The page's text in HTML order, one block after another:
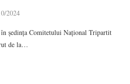
2024
ședința Comitetului Național Tripartit
de la…